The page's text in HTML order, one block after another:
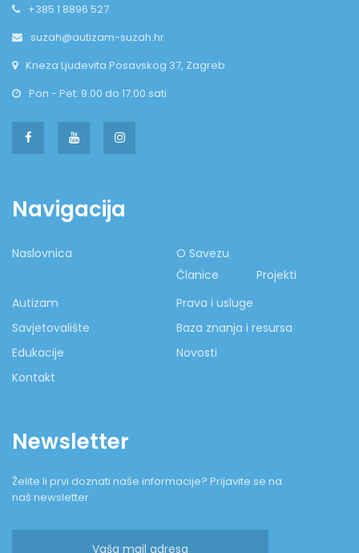
+385 1 8896 527
suzah@autizam-suzah.hr
Kneza Ljudevita Posavskog 37, Zagreb
Pon - Pet: 9.00 do 17.00 sati
Navigacija
Naslovnica
O Savezu
Članice
Projekti
Autizam
Prava i usluge
Savjetovalište
Baza znanja i resursa
Edukacije
Novosti
Kontakt
Newsletter
Želite li prvi doznati naše informacije? Prijavite se na
naš newsletter